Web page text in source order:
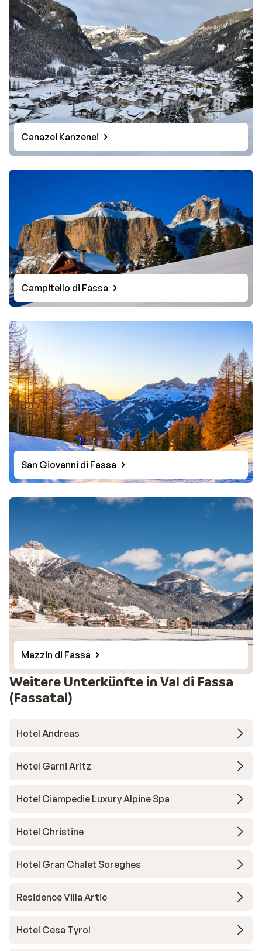
Canazei Kanzenei
Campitello di Fassa
San Giovanni di Fassa
Mazzin di Fassa
Weitere Unterkünfte in Val di Fassa
(Fassatal)
Hotel Andreas
Hotel Garni Aritz
Hotel Ciampedie Luxury Alpine Spa
Hotel Christine
Hotel Gran Chalet Soreghes
Residence Villa Artic
Hotel Cesa Tyrol